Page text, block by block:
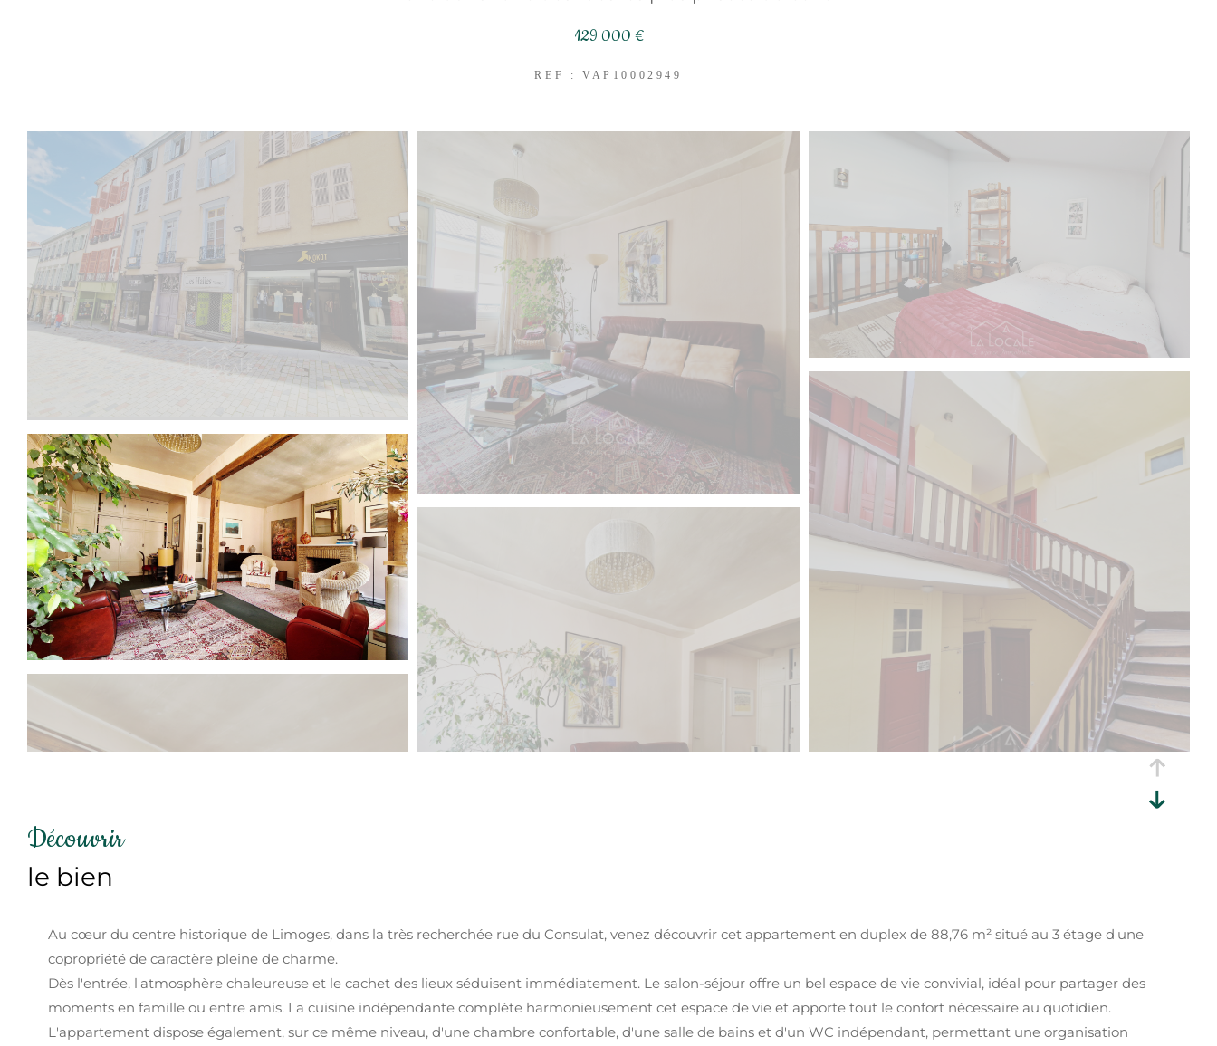
129 000 €
REF : VAP10002949
découvrir
le bien
Au cœur du centre historique de Limoges, dans la très recherchée rue du Consulat, venez découvrir cet appartement en duplex de 88,76 m² situé au 3 étage d'une
copropriété de caractère pleine de charme.
Dès l'entrée, l'atmosphère chaleureuse et le cachet des lieux séduisent immédiatement. Le salon-séjour offre un bel espace de vie convivial, idéal pour partager des
moments en famille ou entre amis. La cuisine indépendante complète harmonieusement cet espace de vie et apporte tout le confort nécessaire au quotidien.
L'appartement dispose également, sur ce même niveau, d'une chambre confortable, d'une salle de bains et d'un WC indépendant, permettant une organisation